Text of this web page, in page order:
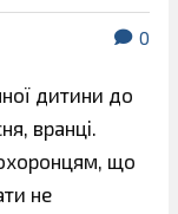
0
дитини до
вранці.
що
не